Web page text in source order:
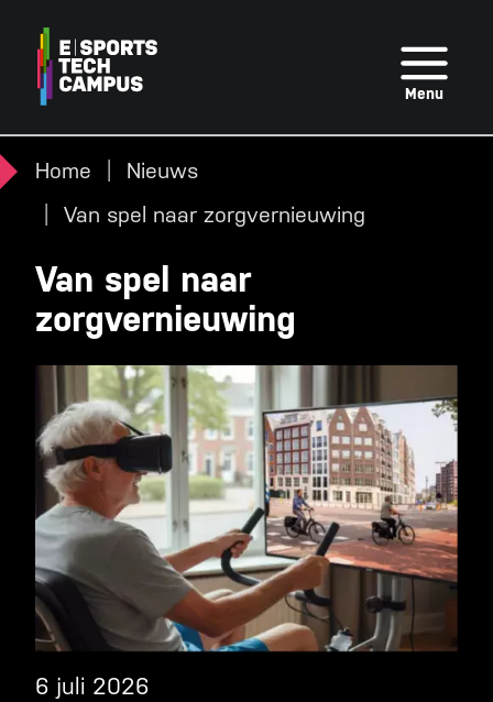
naar
inhoud
gaan
Menu
Home
Nieuws
Van spel naar zorgvernieuwing
Van spel naar
zorgvernieuwing
6 juli 2026